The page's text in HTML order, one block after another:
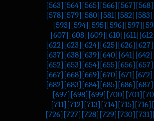
[563] [564] [565] [566] [567] [568]
[578] [579] [580] [581] [582] [583]
[593] [594] [595] [596] [597]
[607] [608] [609] [610] [611]
[622] [623] [624] [625] [626] [627]
[637] [638] [639] [640] [641] [642]
[652] [653] [654] [655] [656] [657]
[667] [668] [669] [670] [671] [672]
[682] [683] [684] [685] [686] [687]
[697] [698] [699] [700] [701]
[711] [712] [713] [714] [715] [716]
[726] [727] [728] [729] [730] [731]